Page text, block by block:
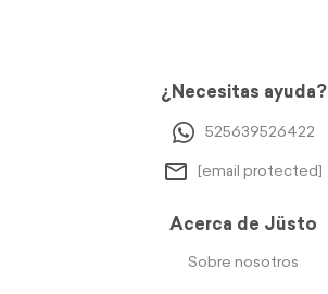
¿Necesitas ayuda?
525639526422
[email protected]
Acerca de Jüsto
Sobre nosotros